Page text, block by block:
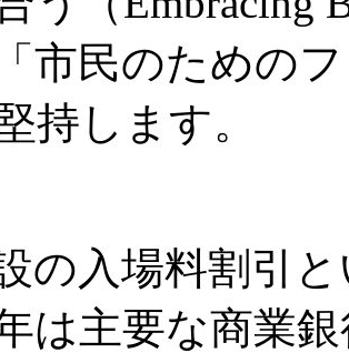
市民のための
持します。
の入場料割引
は主要な商業